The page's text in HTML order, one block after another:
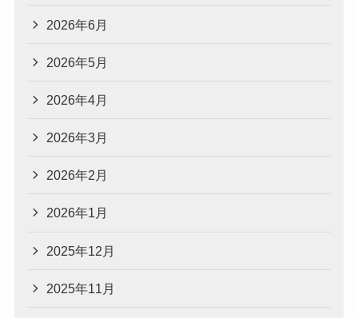
2026年6月
2026年5月
2026年4月
2026年3月
2026年2月
2026年1月
2025年12月
2025年11月